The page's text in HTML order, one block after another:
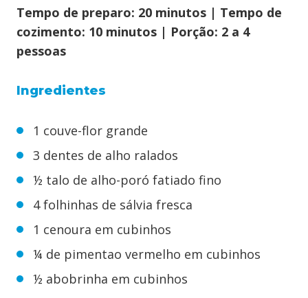
Tempo de preparo: 20 minutos | Tempo de
cozimento: 10 minutos | Porção: 2 a 4
pessoas
Ingredientes
1 couve-flor grande
3 dentes de alho ralados
½ talo de alho-poró fatiado fino
4 folhinhas de sálvia fresca
1 cenoura em cubinhos
¼ de pimentao vermelho em cubinhos
½ abobrinha em cubinhos